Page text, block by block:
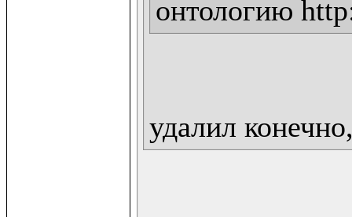
онтологию
удалил